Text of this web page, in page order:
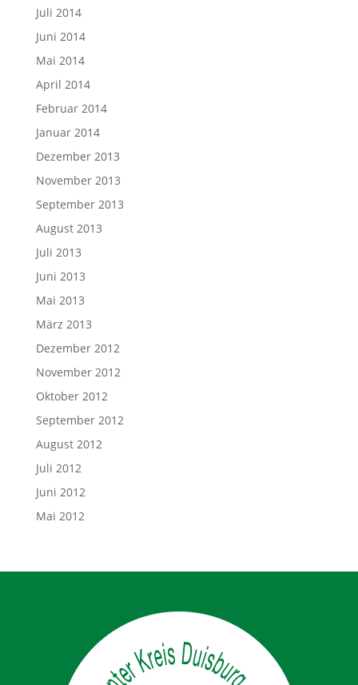
Juli 2014
Juni 2014
Mai 2014
April 2014
Februar 2014
Januar 2014
Dezember 2013
November 2013
September 2013
August 2013
Juli 2013
Juni 2013
Mai 2013
März 2013
Dezember 2012
November 2012
Oktober 2012
September 2012
August 2012
Juli 2012
Juni 2012
Mai 2012